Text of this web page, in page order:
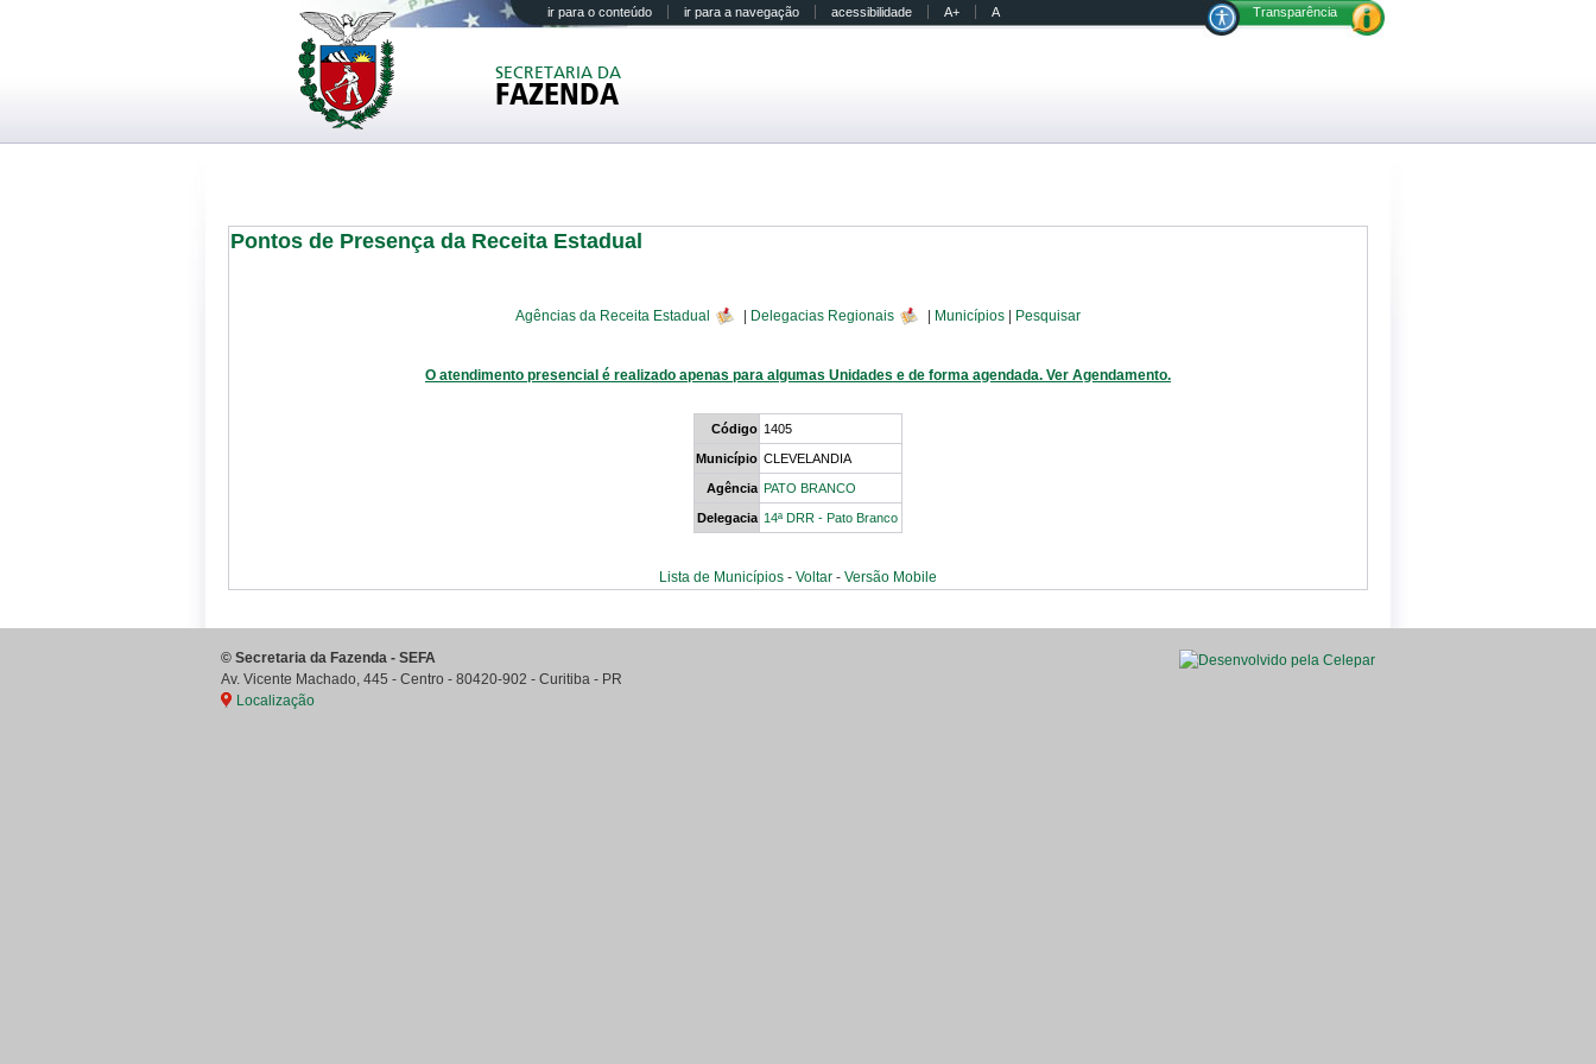
ir para o conteúdo ir para a navegação acessibilidade A+ A Transparência
SECRETARIA DA
FAZENDA
Pontos de Presença da Receita Estadual
Agências da Receita Estadual | Delegacias Regionais | Municípios | Pesquisar
O atendimento presencial é realizado apenas para algumas Unidades e de forma agendada. Ver Agendamento.
Código 1405
Município CLEVELANDIA
Agência PATO BRANCO
Delegacia 14ª DRR - Pato Branco
Lista de Municípios - Voltar - Versão Mobile
© Secretaria da Fazenda - SEFA
Av. Vicente Machado, 445 - Centro - 80420-902 - Curitiba - PR
Localização